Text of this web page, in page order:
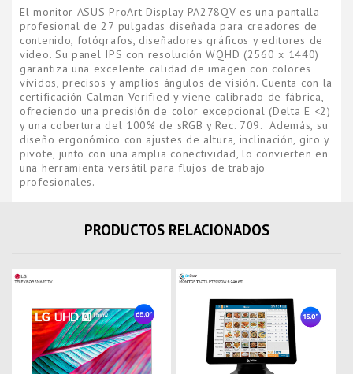
El monitor ASUS ProArt Display PA278QV es una pantalla
profesional de 27 pulgadas diseñada para creadores de
contenido, fotógrafos, diseñadores gráficos y editores de
video. Su panel IPS con resolución WQHD (2560 x 1440)
garantiza una excelente calidad de imagen con colores
vívidos, precisos y amplios ángulos de visión. Cuenta con la
certificación Calman Verified y viene calibrado de fábrica,
ofreciendo una precisión de color excepcional (Delta E <2)
y una cobertura del 100% de sRGB y Rec. 709. Además, su
diseño ergonómico con ajustes de altura, inclinación, giro y
pivote, junto con una amplia conectividad, lo convierten en
una herramienta versátil para flujos de trabajo
profesionales.
PRODUCTOS RELACIONADOS